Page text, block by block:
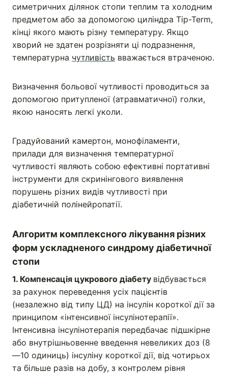
симетричних ділянок стопи теплим та холодним
предметом або за допомогою циліндра Tip-Term,
кінці якого мають різну температуру. Якщо
хворий не здатен розрізняти ці подразнення,
температурна чутливість вважається втраченою.
Визначення больової чутливості проводиться за
допомогою притупленої (атравматичної) голки,
якою наносять легкі уколи.
Градуйований камертон, монофіламенти,
прилади для визначення температурної
чутливості являють собою ефективні портативні
інструменти для скринінгового виявлення
порушень різних видів чутливості при
діабетичній полінейропатії.
Алгоритм комплексного лікування різних
форм ускладненого синдрому діабетичної
стопи
1. Компенсація цукрового діабету відбувається
за рахунок переведення усіх пацієнтів
(незалежно від типу ЦД) на інсулін короткої дії за
принципом «інтенсивної інсулінотерапії».
Інтенсивна інсулінотерапія передбачає підшкірне
або внутрішньовенне введення невеликих доз (8
—10 одиниць) інсуліну короткої дії, від чотирьох
та більше разів на добу, з контролем рівня